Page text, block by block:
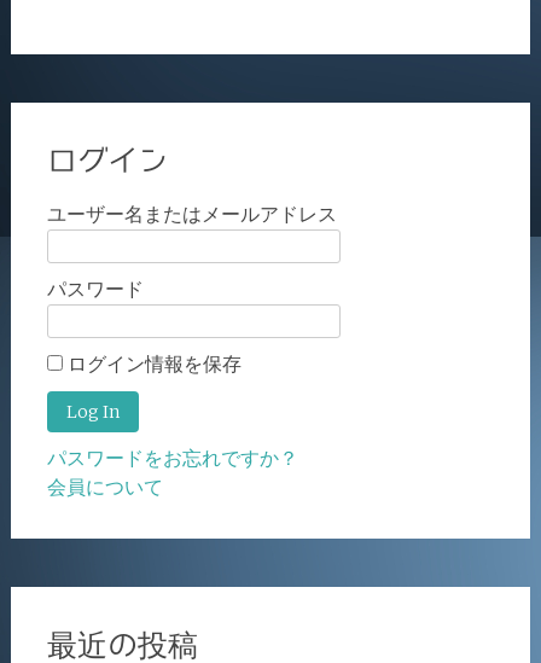
ログイン
ユーザー名またはメールアドレス
パスワード
ログイン情報を保存
パスワードをお忘れですか？
会員について
最近の投稿